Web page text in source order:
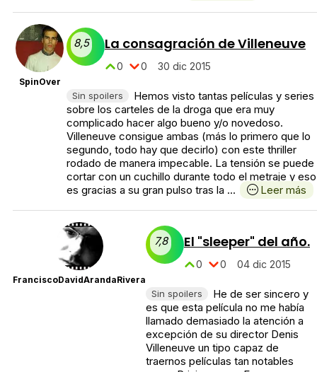
SpinOver
8,5 La consagración de Villeneuve
0 0 30 dic 2015
Sin spoilers
Hemos visto tantas películas y series
sobre los carteles de la droga que era muy
complicado hacer algo bueno y/o novedoso.
Villeneuve consigue ambas (más lo primero que lo
segundo, todo hay que decirlo) con este thriller
rodado de manera impecable. La tensión se puede
cortar con un cuchillo durante todo el metraje y eso
es gracias a su gran pulso tras la ...
Leer más
FranciscoDavidArandaRivera
7,8 El "sleeper" del año.
0 0 04 dic 2015
Sin spoilers
He de ser sincero y
es que esta película no me había
llamado demasiado la atención a
excepción de su director Denis
Villeneuve un tipo capaz de
traernos películas tan notables